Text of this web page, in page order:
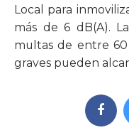
Local para
más de 6 dB(A).
multas de entre
graves pueden